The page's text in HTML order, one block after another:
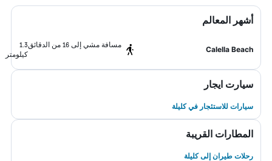
أشهر المعالم
Calella Beach
مسافة مشي إلى 16 من الدقائق
1.3
كيلومتر
سيارت ايجار
سيارات للاستئجار في كليلة
المطارات القريبة
رحلات طيران إلى كليلة